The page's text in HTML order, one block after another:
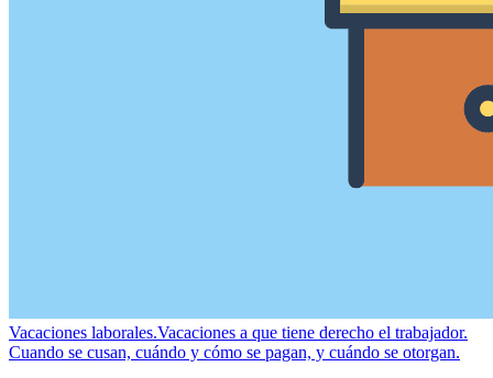
Vacaciones laborales.Vacaciones a que tiene derecho el trabajador.
Cuando se cusan, cuándo y cómo se pagan, y cuándo se otorgan.